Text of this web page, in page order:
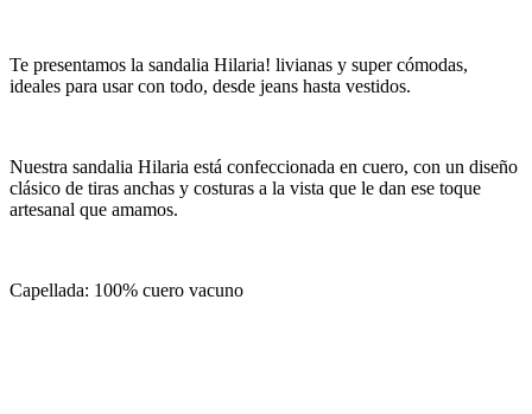
Te presentamos la sandalia Hilaria! livianas y super cómodas,
ideales para usar con todo, desde jeans hasta vestidos.
Nuestra sandalia Hilaria está confeccionada en cuero, con un diseño
clásico de tiras anchas y costuras a la vista que le dan ese toque
artesanal que amamos.
Capellada: 100% cuero vacuno